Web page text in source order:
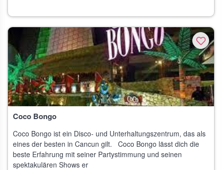
Coco Bongo
Coco Bongo ist ein Disco- und Unterhaltungszentrum, das als
eines der besten in Cancun gilt. Coco Bongo lässt dich die
beste Erfahrung mit seiner Partystimmung und seinen
spektakulären Shows er